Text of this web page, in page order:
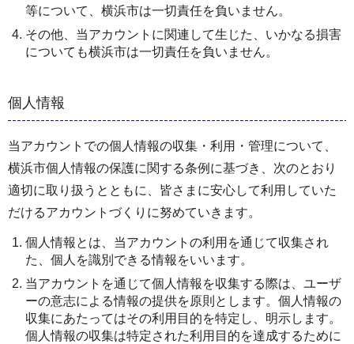
等について、横浜市は一切責任を負いません。
その他、当アカウントに関連して生じた、いかなる損害
についても横浜市は一切責任を負いません。
個人情報
当アカウントでの個人情報の収集・利用・管理について、
横浜市個人情報の保護に関する条例に基づき、次のとおり
適切に取り扱うとともに、皆さまに安心して利用していた
だけるアカウントづくりに努めていきます。
個人情報とは、当アカウントの利用を通じて収集され
た、個人を識別できる情報をいいます。
当アカウントを通じて個人情報を収集する際は、ユーザ
ーの意志による情報の提供を原則とします。個人情報の
収集にあたってはその利用目的を特定し、明示します。
個人情報の収集は特定された利用目的を達成するために